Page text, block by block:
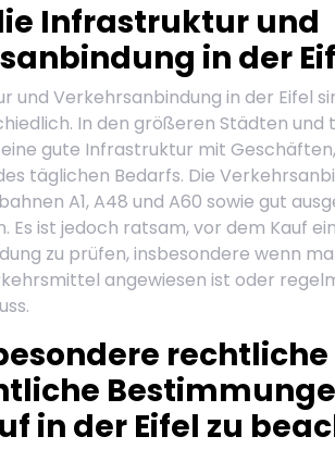
Infrastruktur und
in der
und Verkehrsanbindung in der Eifel
In den größeren Städten
gute Infrastruktur mit
täglichen Bedarfs. Die
A1, A48 und A60 sowie gut
Es ist jedoch ratsam, vor dem Kauf
zu prüfen, insbesondere wenn
angewiesen ist oder
in der Eifel zu